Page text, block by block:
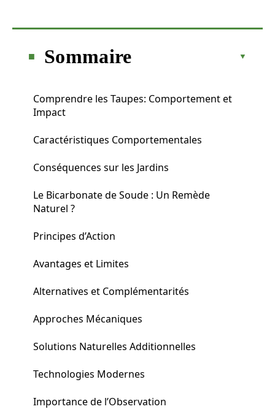
Sommaire
Comprendre les Taupes: Comportement et
Impact
Caractéristiques Comportementales
Conséquences sur les Jardins
Le Bicarbonate de Soude : Un Remède
Naturel ?
Principes d’Action
Avantages et Limites
Alternatives et Complémentarités
Approches Mécaniques
Solutions Naturelles Additionnelles
Technologies Modernes
Importance de l’Observation